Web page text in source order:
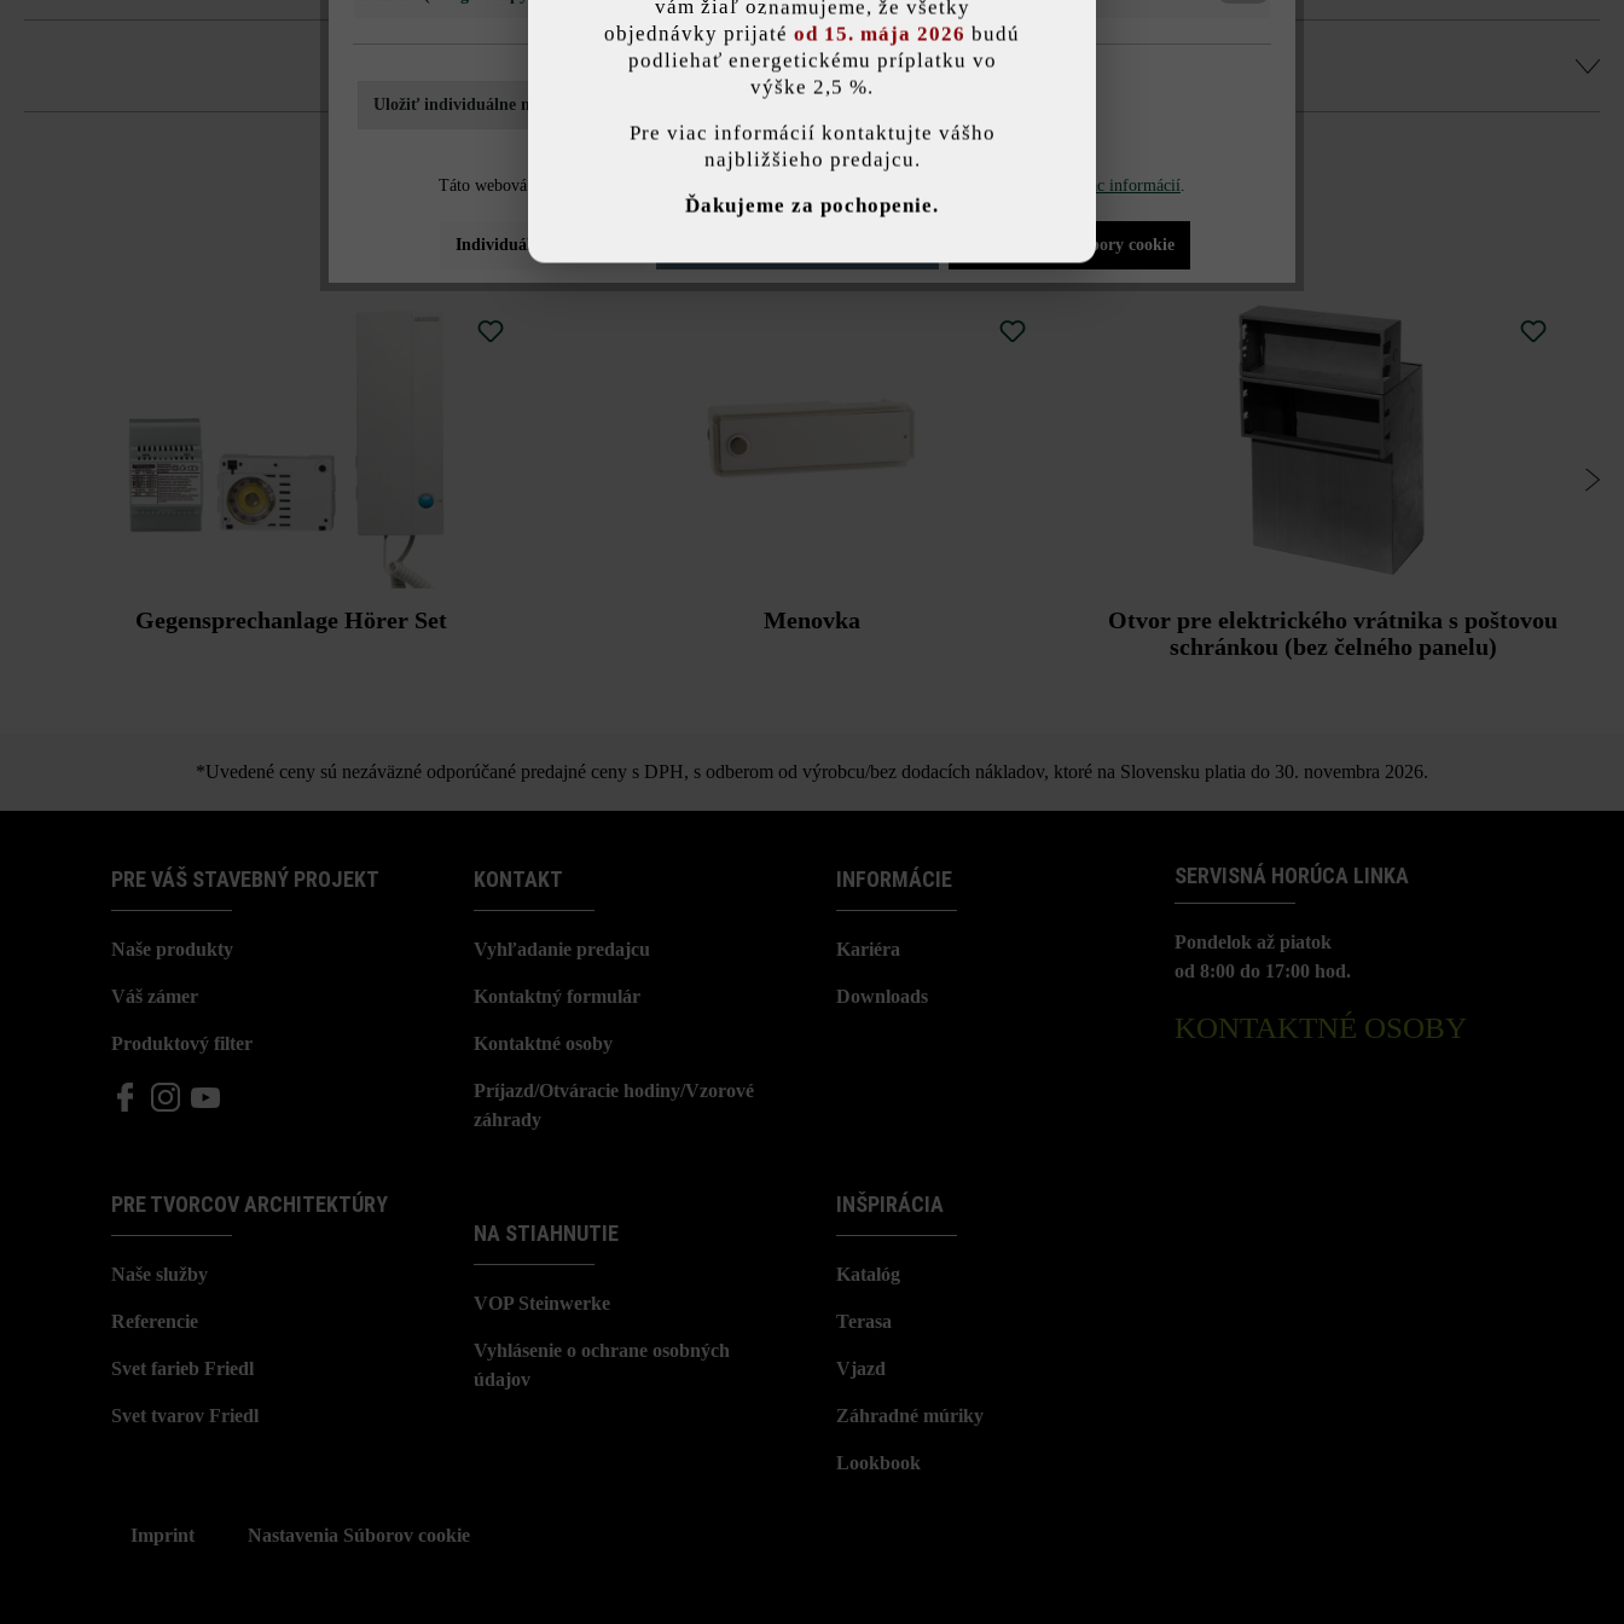
Prevedenia a ceny
Frontplatte
Gegensprechanlage Hörer Set Menovka
Otvor pre elektrického vrátnika s poštovou
schránkou (bez čelného panelu)
*Uvedené ceny sú nezáväzné odporúčané predajné ceny s DPH, s odberom od výrobcu/bez dodacích nákladov, ktoré na Slovensku platia do 30. novembra 2026.
PRE VÁŠ STAVEBNÝ PROJEKT
Naše produkty
Váš zámer
Produktový filter
PRE TVORCOV ARCHITEKTÚRY
Naše služby
Referencie
Svet farieb Friedl
Svet tvarov Friedl
KONTAKT
Vyhľadanie predajcu
Kontaktný formulár
Kontaktné osoby
Príjazd/Otváracie hodiny/Vzorové
záhrady
NA STIAHNUTIE
VOP Steinwerke
Vyhlásenie o ochrane osobných
údajov
INFORMÁCIE
Kariéra
Downloads
INŠPIRÁCIA
Katalóg
Terasa
Vjazd
Záhradné múriky
Lookbook
SERVISNÁ HORÚCA LINKA
Pondelok až piatok
od 8:00 do 17:00 hod.
KONTAKTNÉ OSOBY
Imprint Nastavenia Súborov cookie
Uložiť individuálne nastavenie
Táto webová stránka používa súbory cookie, aby vám ponúkla najlepšiu možnú funkčnosť... Viac informácií
Individuálne nastavenia Povoliť všetky súbory cookie
vám žiaľ oznamujeme, že všetky
objednávky prijaté od 15. mája 2026 budú
podliehať energetickému príplatku vo
výške 2,5 %.
Pre viac informácií kontaktujte vášho
najbližšieho predajcu.
Ďakujeme za pochopenie.